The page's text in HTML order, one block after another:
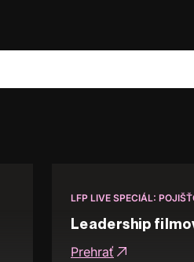
LFP LIVE SPECIÁL:
Leadership
Prehrať